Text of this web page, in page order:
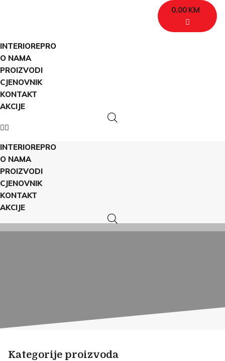
0.00 KM
INTERIOREPRO
O NAMA
PROIZVODI
CJENOVNIK
KONTAKT
AKCIJE
INTERIOREPRO
O NAMA
PROIZVODI
CJENOVNIK
KONTAKT
AKCIJE
Kategorije proizvoda